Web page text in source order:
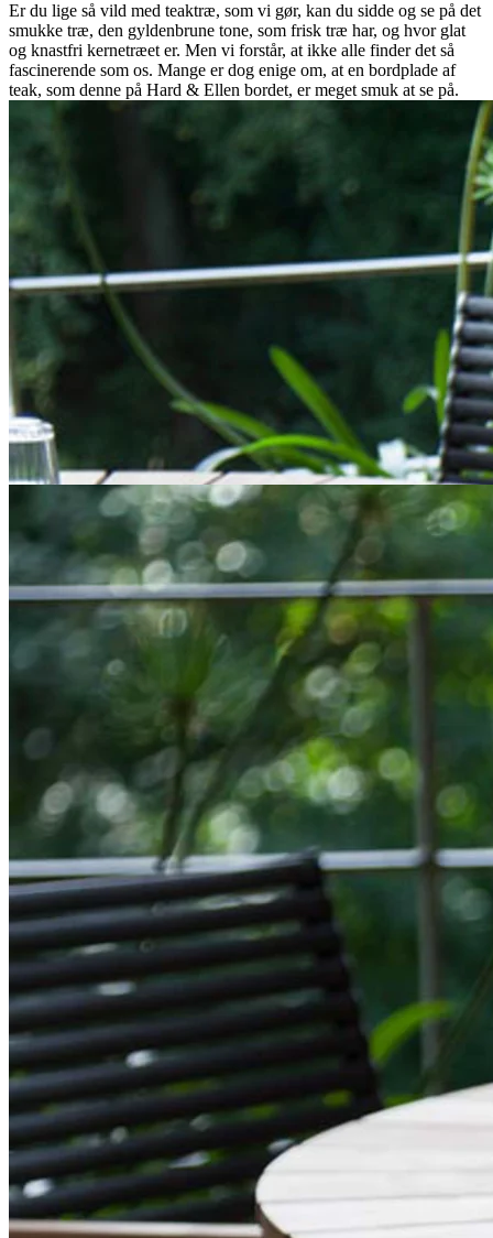
Er du lige så vild med teaktræ, som vi gør, kan du sidde og se på det
smukke træ, den gyldenbrune tone, som frisk træ har, og hvor glat
og knastfri kernetræet er. Men vi forstår, at ikke alle finder det så
fascinerende som os. Mange er dog enige om, at en bordplade af
teak, som denne på Hard & Ellen bordet, er meget smuk at se på.
Hard & Ellen Spisebord
Dette design giver det smukke træ en interessant og spændende
form, der fanger vores opmærksomhed. Det er solidt håndværk, der
er sat i værk, og vil glæde ejerne af et bord som dette i mange år
fremover.
Et puslespil af teaktræ
Mærket bag disse udendørsmøbler hedder Cinas og er en dansk
virksomhed med rødder fra 1903. De kombinerer skandinavisk
innovation med holdbare og klassiske materialer. Hard & Ellen
bordet er her blevet matchet med Mood stolen i sort.
4. Alle typer møbler kan laves i teaktræ
Mærke: Sunzo
Siden det traditionelle spisestel i teak begyndte at overtage vores
haver, har udvalget af udendørsmøbler udviklet sig, og i dag er der
et væld af forskellige møbler til at nyde sommer, ferie og afslapning
udendørs. Alle materialer har forskellige forhold og egenskaber, men
langt de fleste udendørsmøbler kan laves i teaktræ.
Det mest almindelige materiale til at lave en loungegruppe fra i dag
er aluminium. Det er et vedligeholdelsesfrit materiale, der tåler alle
former for belastning, som udendørsmøbler kan udsættes for, og det
giver lette udendørsmøbler, der er nemme at håndtere. På trods af det
er det lige så godt at lave loungemøbler af teaktræ. Et rigtig lækkert
loungesæt i teaktræ er den nye Hampton fra Sunzo. Her kan træet
tage sin plads og give loungemøblerne et smukt og stilrent udtryk.